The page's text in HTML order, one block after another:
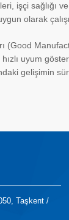
işçi sağlığı
olarak
(Good
uyum
gelişimin
Taşkent /